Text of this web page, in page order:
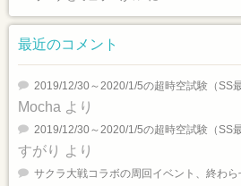
最近のコメント
2019/12/30～2020/1/5の超時空試験（SS
Mocha より
2019/12/30～2020/1/5の超時空試験（SS
すがり より
サクラ大戦コラボの周回イベント、終わら